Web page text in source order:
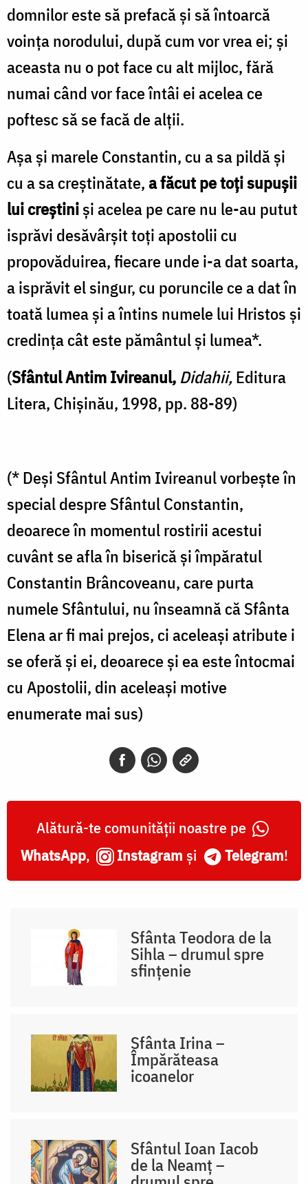
domnilor este să prefacă și să întoarcă
voința norodului, după cum vor vrea ei; și
aceasta nu o pot face cu alt mijloc, fără
numai când vor face întâi ei acelea ce
poftesc să se facă de alții.
Așa și marele Constantin, cu a sa pildă și
cu a sa creștinătate,a făcut pe toți supușii
lui creștiniși acelea pe care nu le-au putut
isprăvi desăvârșit toți apostolii cu
propovăduirea, fiecare unde i-a dat soarta,
a isprăvit el singur, cu poruncile ce a dat în
toată lumea și a întins numele lui Hristos și
credința cât este pământul și lumea*.
(Sfântul Antim Ivireanul, Didahii,Editura
Litera, Chișinău, 1998, pp. 88-89)
(* Deși Sfântul Antim Ivireanul vorbește în
special despre Sfântul Constantin,
deoarece în momentul rostirii acestui
cuvânt se afla în biserică și împăratul
Constantin Brâncoveanu, care purta
numele Sfântului, nu înseamnă că Sfânta
Elena ar fi mai prejos, ci aceleași atribute i
se oferă și ei, deoarece și ea este întocmai
cu Apostolii, din aceleași motive
enumerate mai sus)
Alătură-te comunității noastre pe
WhatsApp, Instagram și Telegram!
Sfânta Teodora de la
Sihla – drumul spre
sfințenie
Sfânta Irina –
Împărăteasa
icoanelor
Sfântul Ioan Iacob
de la Neamț –